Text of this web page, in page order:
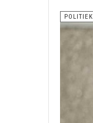
POLITIEK